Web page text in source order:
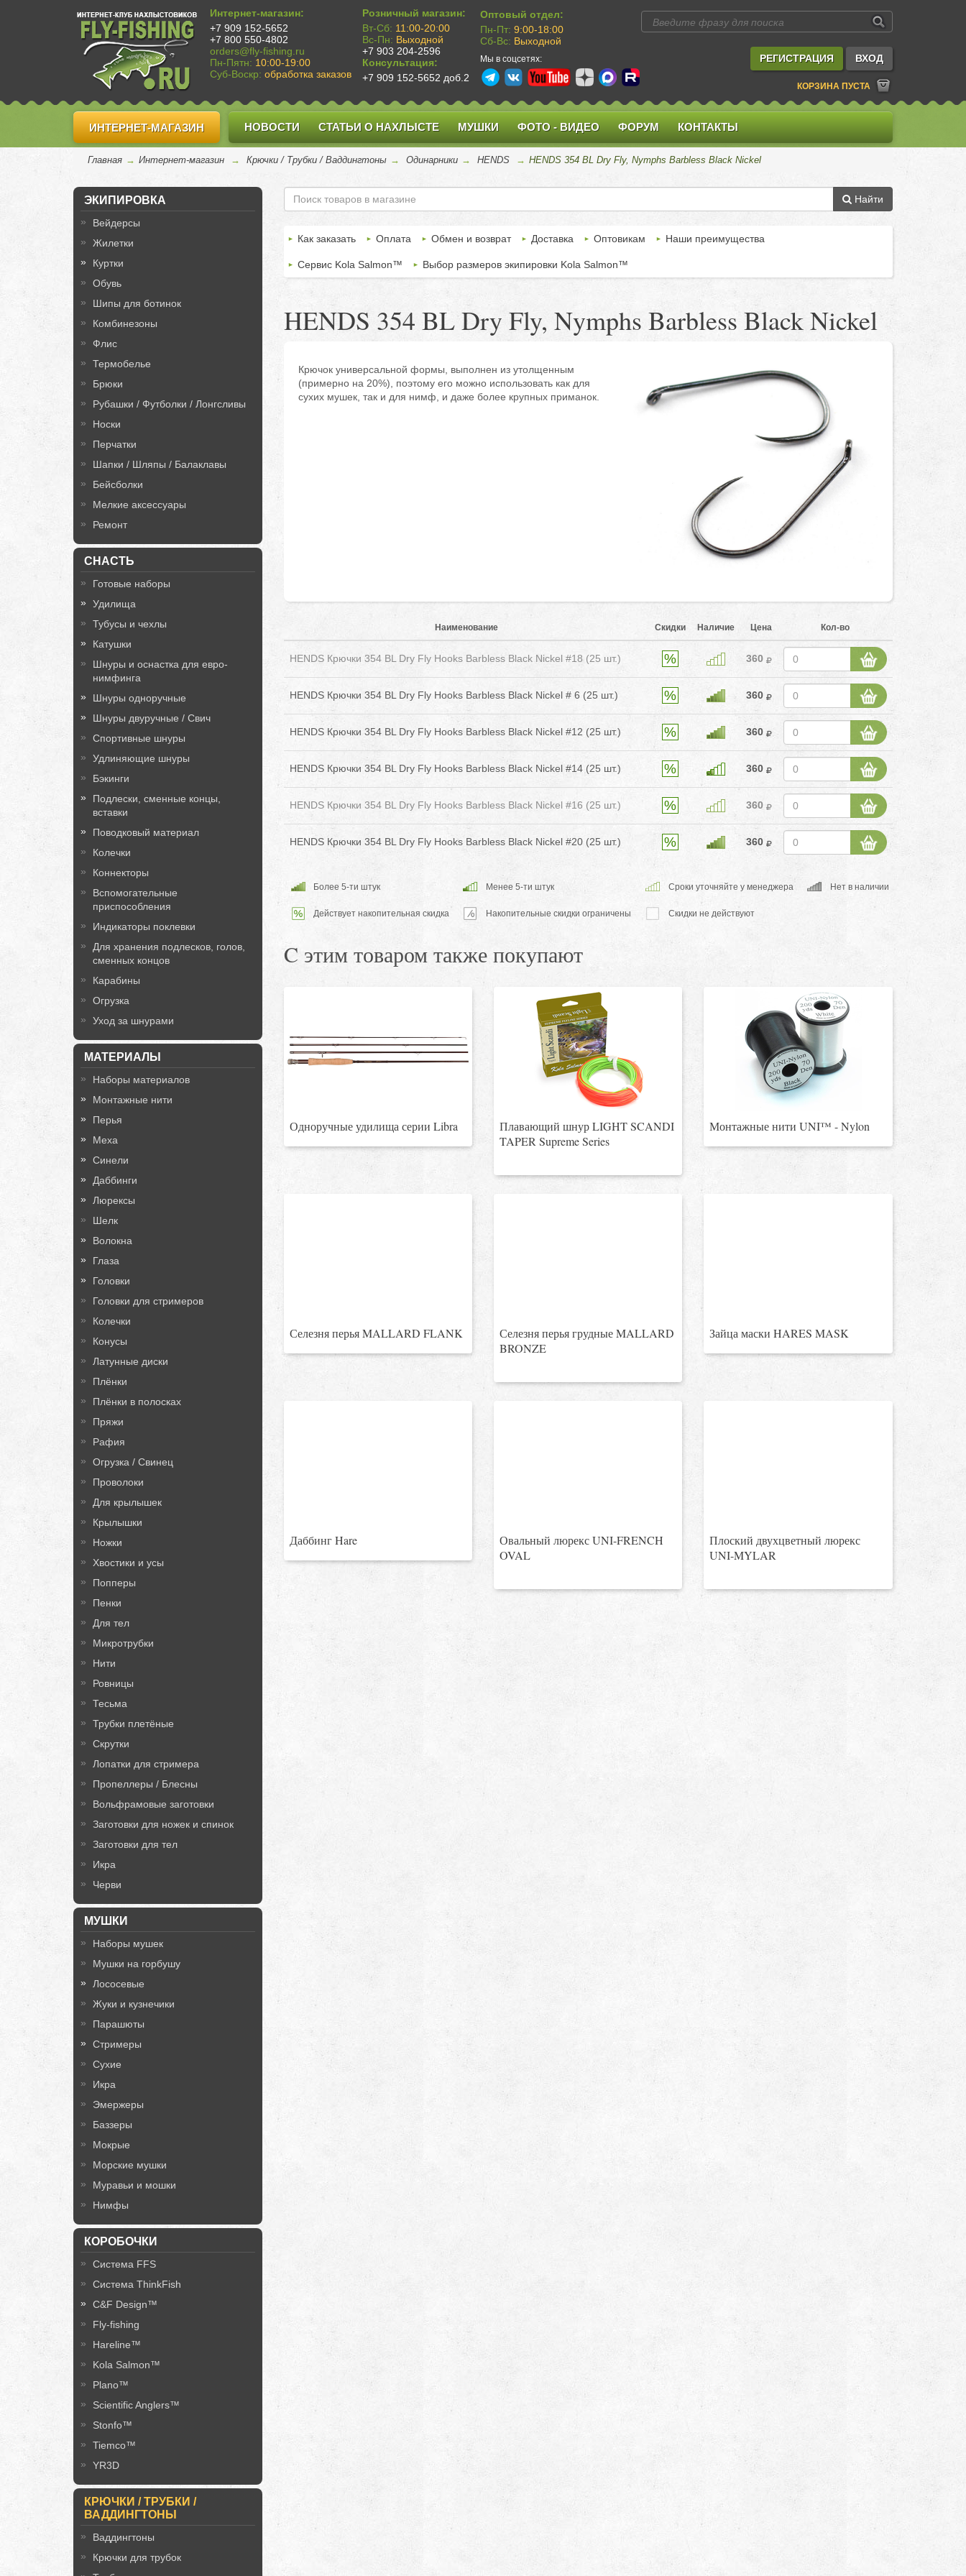
Интернет-магазин:
+7 909 152-5652
+7 800 550-4802
orders@fly-fishing.ru
Пн-Пятн: 10:00-19:00
Суб-Воскр: обработка заказов
Розничный магазин:
Вт-Сб: 11:00-20:00
Вс-Пн: Выходной
+7 903 204-2596
Консультация:
+7 909 152-5652 доб.2
Оптовый отдел:
Пн-Пт: 9:00-18:00
Сб-Вс: Выходной
Мы в соцсетях: РЕГИСТРАЦИЯ ВХОД
КОРЗИНА ПУСТА
ИНТЕРНЕТ-МАГАЗИН НОВОСТИ СТАТЬИ О НАХЛЫСТЕ МУШКИ ФОТО - ВИДЕО ФОРУМ КОНТАКТЫ
Главная → Интернет-магазин → Крючки / Трубки / Ваддингтоны → Одинарники → HENDS → HENDS 354 BL Dry Fly, Nymphs Barbless Black Nickel
ЭКИПИРОВКА
Вейдерсы
Жилетки
Куртки
Обувь
Шипы для ботинок
Комбинезоны
Флис
Термобелье
Брюки
Рубашки / Футболки / Лонгсливы
Носки
Перчатки
Шапки / Шляпы / Балаклавы
Бейсболки
Мелкие аксессуары
Ремонт
СНАСТЬ
Готовые наборы
Удилища
Тубусы и чехлы
Катушки
Шнуры и оснастка для евро-
нимфинга
Шнуры одноручные
Шнуры двуручные / Свич
Спортивные шнуры
Удлиняющие шнуры
Бэкинги
Подлески, сменные концы,
вставки
Поводковый материал
Колечки
Коннекторы
Вспомогательные
приспособления
Индикаторы поклевки
Для хранения подлесков, голов,
сменных концов
Карабины
Огрузка
Уход за шнурами
МАТЕРИАЛЫ
Наборы материалов
Монтажные нити
Перья
Меха
Синели
Даббинги
Люрексы
Шелк
Волокна
Глаза
Головки
Головки для стримеров
Колечки
Конусы
Латунные диски
Плёнки
Плёнки в полосках
Пряжи
Рафия
Огрузка / Свинец
Проволоки
Для крылышек
Крылышки
Ножки
Хвостики и усы
Попперы
Пенки
Для тел
Микротрубки
Нити
Ровницы
Тесьма
Трубки плетёные
Скрутки
Лопатки для стримера
Пропеллеры / Блесны
Вольфрамовые заготовки
Заготовки для ножек и спинок
Заготовки для тел
Икра
Черви
МУШКИ
Наборы мушек
Мушки на горбушу
Лососевые
Жуки и кузнечики
Парашюты
Стримеры
Сухие
Икра
Эмержеры
Баззеры
Мокрые
Морские мушки
Муравьи и мошки
Нимфы
КОРОБОЧКИ
Система FFS
Система ThinkFish
C&F Design™
Fly-fishing
Hareline™
Kola Salmon™
Plano™
Scientific Anglers™
Stonfo™
Tiemco™
YR3D
КРЮЧКИ / ТРУБКИ /
ВАДДИНГТОНЫ
Ваддингтоны
Крючки для трубок
Найти
Как заказать Оплата Обмен и возврат Доставка Оптовикам Наши преимущества
Сервис Kola Salmon™ Выбор размеров экипировки Kola Salmon™
HENDS 354 BL Dry Fly, Nymphs Barbless Black Nickel
Крючок универсальной формы, выполнен из утолщенным
(примерно на 20%), поэтому его можно использовать как для
сухих мушек, так и для нимф, и даже более крупных приманок.
Наименование Скидки Наличие Цена Кол-во
HENDS Крючки 354 BL Dry Fly Hooks Barbless Black Nickel #18 (25 шт.) 360
HENDS Крючки 354 BL Dry Fly Hooks Barbless Black Nickel # 6 (25 шт.) 360
HENDS Крючки 354 BL Dry Fly Hooks Barbless Black Nickel #12 (25 шт.) 360
HENDS Крючки 354 BL Dry Fly Hooks Barbless Black Nickel #14 (25 шт.) 360
HENDS Крючки 354 BL Dry Fly Hooks Barbless Black Nickel #16 (25 шт.) 360
HENDS Крючки 354 BL Dry Fly Hooks Barbless Black Nickel #20 (25 шт.) 360
Более 5-ти штук Менее 5-ти штук Cроки уточняйте у менеджера Нет в наличии
Действует накопительная скидка Накопительные скидки ограничены Скидки не действуют
C этим товаром также покупают
Одноручные удилища серии Libra
Плавающий шнур LIGHT SCANDI
TAPER Supreme Series
Монтажные нити UNI™ - Nylon
Селезня перья MALLARD FLANK
Селезня перья грудные MALLARD
BRONZE
Зайца маски HARES MASK
Даббинг Hare
Овальный люрекс UNI-FRENCH
OVAL
Плоский двухцветный люрекс
UNI-MYLAR